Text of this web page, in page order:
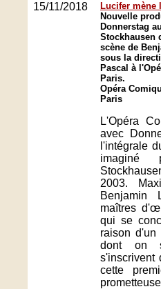
15/11/2018
Lucifer mène
Nouvelle
Donnerstag
Stockhausen
scène de
sous la
Pascal à
Paris.
Opéra
Paris
L'Opéra
avec
l'intégrale
imaginé
2003.
Benjamin
maîtres
qui se
raison d'un
dont on
s'inscrivent
cette